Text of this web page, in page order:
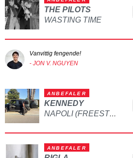
THE PILOTS
WASTING TIME
Vanvittig fengende!
- JON V. NGUYEN
ANBEFALER
KENNEDY
NAPOLI (FREESTYLE)
ANBEFALER